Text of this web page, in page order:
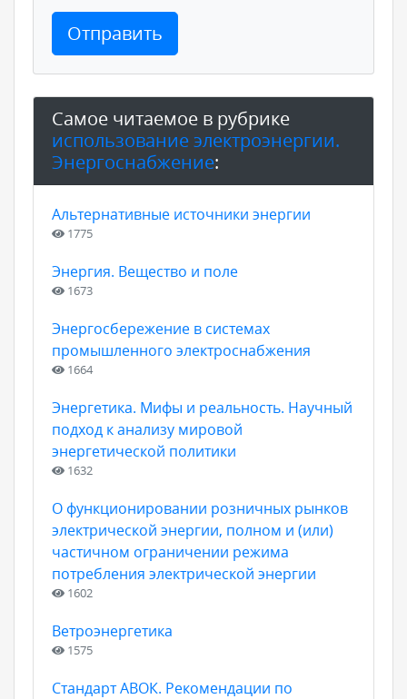
Отправить
Самое читаемое в рубрике
использование электроэнергии.
Энергоснабжение:
Альтернативные источники энергии
1775
Энергия. Вещество и поле
1673
Энергосбережение в системах
промышленного электроснабжения
1664
Энергетика. Мифы и реальность. Научный
подход к анализу мировой
энергетической политики
1632
О функционировании розничных рынков
электрической энергии, полном и (или)
частичном ограничении режима
потребления электрической энергии
1602
Ветроэнергетика
1575
Стандарт АВОК. Рекомендации по